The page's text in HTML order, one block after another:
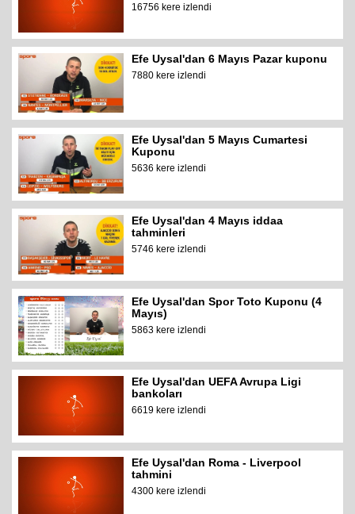
16756 kere izlendi
Efe Uysal'dan 6 Mayıs Pazar kuponu
7880 kere izlendi
Efe Uysal'dan 5 Mayıs Cumartesi
Kuponu
5636 kere izlendi
Efe Uysal'dan 4 Mayıs iddaa
tahminleri
5746 kere izlendi
Efe Uysal'dan Spor Toto Kuponu (4
Mayıs)
5863 kere izlendi
Efe Uysal'dan UEFA Avrupa Ligi
bankoları
6619 kere izlendi
Efe Uysal'dan Roma - Liverpool
tahmini
4300 kere izlendi